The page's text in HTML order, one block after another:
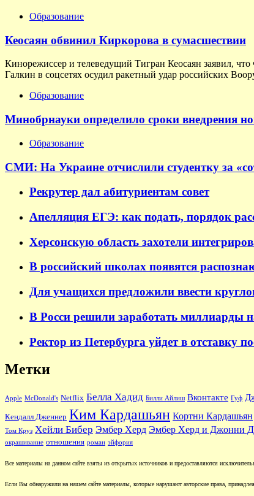
Образование
Кеосаян обвинил Киркорова в сумасшествии
Кинорежиссер и телеведущий Тигран Кеосаян заявил,
Галкин в соцсетях осудил ракетный удар российских
Образование
Минобрнауки определило сроки внедрения
Образование
СМИ: На Украине отчислили студентку за
Рекрутер дал абитуриентам совет
Апелляция ЕГЭ: как подать, порядок
Херсонскую область захотели
В российский школах появятся
Для учащихся предложили ввести
В Росси решили заработать миллиарды
Ректор из Петербурга уйдет в отставку
Метки
Apple McDonald's Netflix Белла Хадид Билли Айлиш Вконтакте Гуф
Кендалл Дженнер Ким Кардашьян Кортни Кардашьян
Том Круз Хейли Бибер Эмбер Херд Эмбер Херд и Джонни
окрашивание отношения роман эйфория
Все материалы на данном сайте взяты из открытых источников и предоставляются
Если Вы обнаружили на нашем сайте материалы, которые нарушают авторские права,